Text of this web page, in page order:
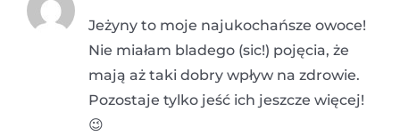
Jeżyny to moje najukochańsze owoce!
Nie miałam bladego (sic!) pojęcia, że
mają aż taki dobry wpływ na zdrowie.
Pozostaje tylko jeść ich jeszcze więcej!
😉